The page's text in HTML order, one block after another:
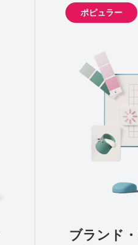
ポピュラー
ブランド